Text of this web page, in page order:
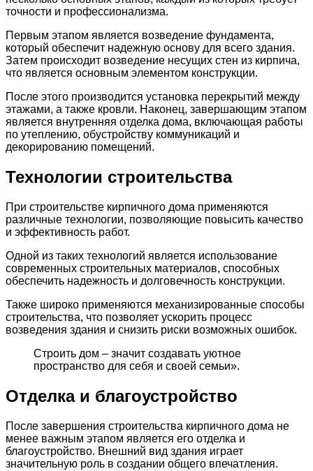
точности и профессионализма.
Первым этапом является возведение фундамента,
который обеспечит надежную основу для всего здания.
Затем происходит возведение несущих стен из кирпича,
что является основным элементом конструкции.
После этого производится установка перекрытий между
этажами, а также кровли. Наконец, завершающим этапом
является внутренняя отделка дома, включающая работы
по утеплению, обустройству коммуникаций и
декорированию помещений.
Технологии строительства
При строительстве кирпичного дома применяются
различные технологии, позволяющие повысить качество
и эффективность работ.
Одной из таких технологий является использование
современных строительных материалов, способных
обеспечить надежность и долговечность конструкции.
Также широко применяются механизированные способы
строительства, что позволяет ускорить процесс
возведения здания и снизить риски возможных ошибок.
Строить дом – значит создавать уютное
пространство для себя и своей семьи».
Отделка и благоустройство
После завершения строительства кирпичного дома не
менее важным этапом является его отделка и
благоустройство. Внешний вид здания играет
значительную роль в создании общего впечатления.